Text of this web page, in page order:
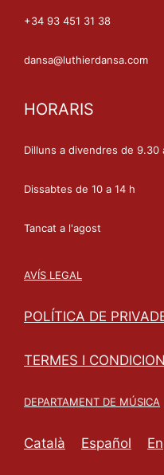
+34 93 451 31 38
dansa@luthierdansa.com
HORARIS
Dilluns a divendres de 9.30
Dissabtes de 10 a 14 h
Tancat a l'agost
AVÍS LEGAL
POLÍTICA DE
TERMES I
DEPARTAMENT DE MÚSICA
Català Español